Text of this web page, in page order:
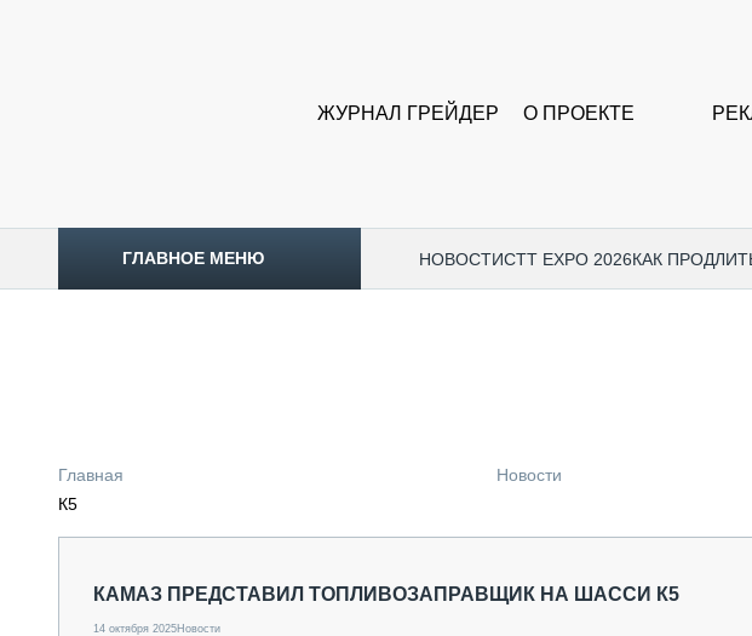
ЖУРНАЛ ГРЕЙДЕР О ПРОЕКТЕ
ГЛАВНОЕ МЕНЮ НОВОСТИCTT EXPO 2026КАК
ГРУЗОПЕРЕВОЗКИ
Главная Новости
К5
КАМАЗ ПРЕДСТАВИЛ ТОПЛИВОЗАПРАВЩИК НА ШАССИ К5
14 октября 2025Новости